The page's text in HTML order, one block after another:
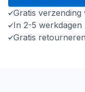
Gratis
In 2-5 werkdagen
Gratis